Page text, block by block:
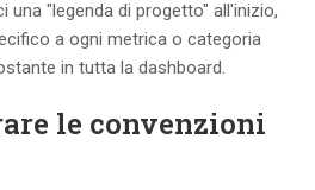
una "legenda di progetto" all'inizio,
a ogni metrica o categoria
in tutta la dashboard.
le convenzioni